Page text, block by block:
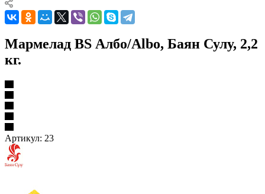
Мармелад BS Албо/Albo, Баян Сулу, 2,2
кг.
Артикул: 23